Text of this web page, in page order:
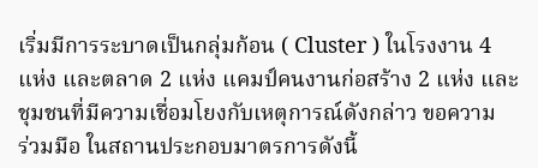
เริ่มมีการระบาดเป็นกลุ่มก้อน ( Cluster ) ในโรงงาน 4
แห่ง และตลาด 2 แห่ง แคมป์คนงานก่อสร้าง 2 แห่ง และ
ชุมชนที่มีความเชื่อมโยงกับเหตุการณ์ดังกล่าว ขอความ
ร่วมมือ ในสถานประกอบมาตรการดังนี้